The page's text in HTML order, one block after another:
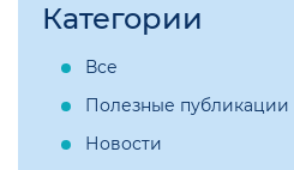
Категории
Все
Полезные публикации
Новости